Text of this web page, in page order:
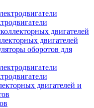
двигателей
двигателей
оборотов для
двигателей и